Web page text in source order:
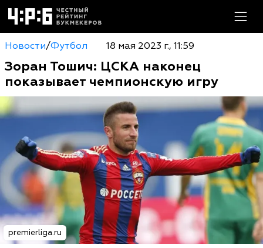
Новости/Футбол 18 мая 2023 г., 11:59
Зоран Тошич: ЦСКА наконец
показывает чемпионскую игру
premierliga.ru